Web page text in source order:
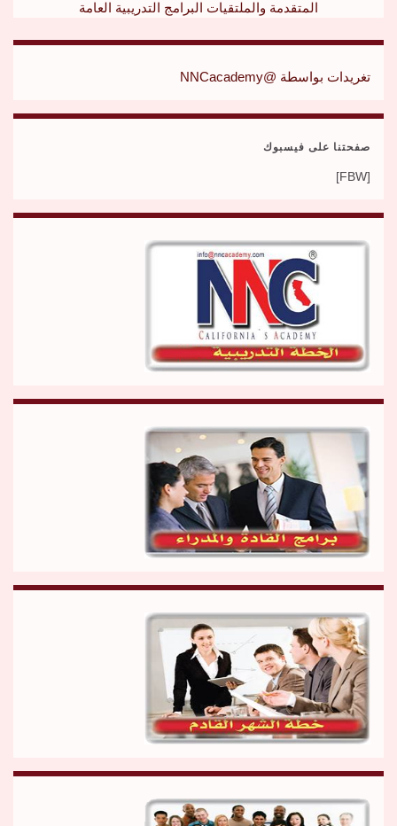
المتقدمة والملتقيات البرامج التدريبية العامة
تغريدات بواسطة @NNCacademy
صفحتنا على فيسبوك
[FBW]